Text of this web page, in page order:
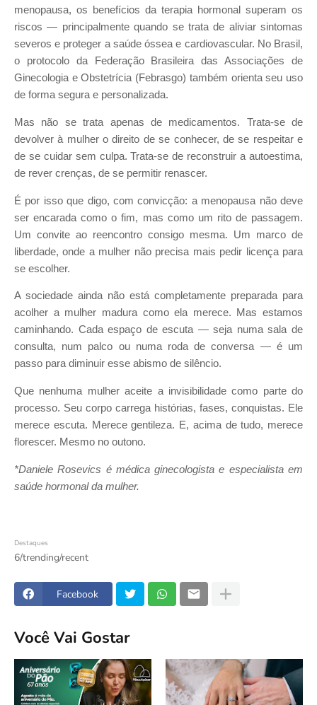
menopausa, os benefícios da terapia hormonal superam os
riscos — principalmente quando se trata de aliviar sintomas
severos e proteger a saúde óssea e cardiovascular. No Brasil,
o protocolo da Federação Brasileira das Associações de
Ginecologia e Obstetrícia (Febrasgo) também orienta seu uso
de forma segura e personalizada.
Mas não se trata apenas de medicamentos. Trata-se de
devolver à mulher o direito de se conhecer, de se respeitar e
de se cuidar sem culpa. Trata-se de reconstruir a autoestima,
de rever crenças, de se permitir renascer.
É por isso que digo, com convicção: a menopausa não deve
ser encarada como o fim, mas como um rito de passagem.
Um convite ao reencontro consigo mesma. Um marco de
liberdade, onde a mulher não precisa mais pedir licença para
se escolher.
A sociedade ainda não está completamente preparada para
acolher a mulher madura como ela merece. Mas estamos
caminhando. Cada espaço de escuta — seja numa sala de
consulta, num palco ou numa roda de conversa — é um
passo para diminuir esse abismo de silêncio.
Que nenhuma mulher aceite a invisibilidade como parte do
processo. Seu corpo carrega histórias, fases, conquistas. Ele
merece escuta. Merece gentileza. E, acima de tudo, merece
florescer. Mesmo no outono.
*Daniele Rosevics é médica ginecologista e especialista em
saúde hormonal da mulher.
Destaques
6/trending/recent
Facebook
Você Vai Gostar